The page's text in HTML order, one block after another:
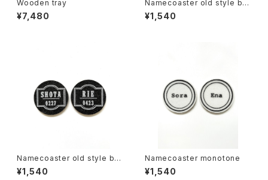
Wooden tray
¥7,480
Namecoaster old style bla
ck×gold
¥1,540
Namecoaster old style bla
ck×white
¥1,540
Namecoaster monotone
¥1,540